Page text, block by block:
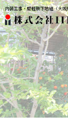
内装工事・壁軽鉄下地組（大阪